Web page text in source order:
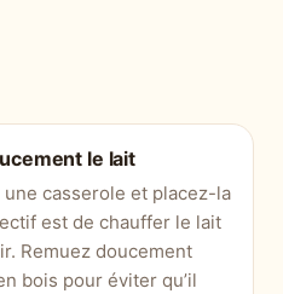
le lait
casserole et placez-la
est de chauffer le lait
Remuez doucement
bois pour éviter qu’il